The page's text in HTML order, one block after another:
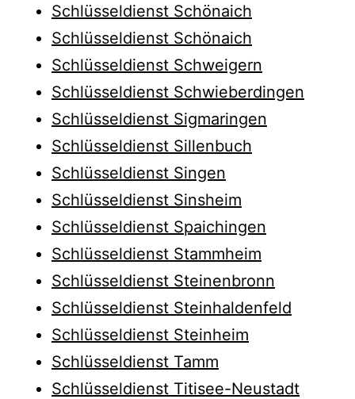
Schlüsseldienst Schönaich
Schlüsseldienst Schönaich
Schlüsseldienst Schweigern
Schlüsseldienst Schwieberdingen
Schlüsseldienst Sigmaringen
Schlüsseldienst Sillenbuch
Schlüsseldienst Singen
Schlüsseldienst Sinsheim
Schlüsseldienst Spaichingen
Schlüsseldienst Stammheim
Schlüsseldienst Steinenbronn
Schlüsseldienst Steinhaldenfeld
Schlüsseldienst Steinheim
Schlüsseldienst Tamm
Schlüsseldienst Titisee-Neustadt